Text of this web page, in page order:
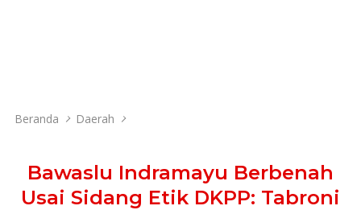
Beranda Daerah
Bawaslu Indramayu Berbenah
Usai Sidang Etik DKPP: Tabroni